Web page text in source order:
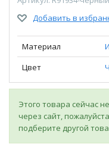
Добавить в
Материал
Цвет
Этого товара сейчас
через сайт,
подберите другой